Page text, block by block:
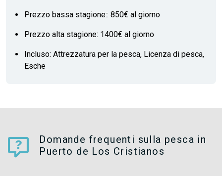
Prezzo bassa stagione:: 850€ al giorno
Prezzo alta stagione: 1400€ al giorno
Incluso: Attrezzatura per la pesca, Licenza di pesca,
Esche
Domande frequenti sulla pesca in
Puerto de Los Cristianos